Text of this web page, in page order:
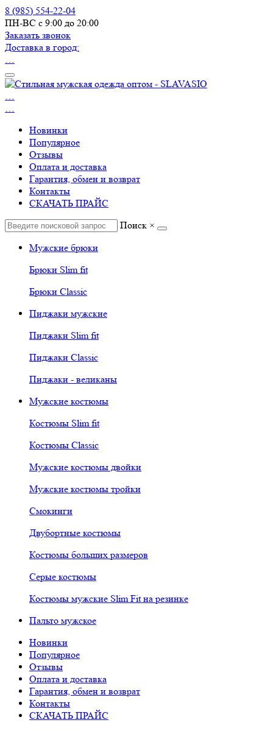
8 (985) 554-22-04
ПН-ВС с 9:00 до 20:00
Заказать звонок
Доставка в город:
…
…
…
Новинки
Популярное
Отзывы
Оплата и доставка
Гарантия, обмен и возврат
Контакты
СКАЧАТЬ ПРАЙС
Поиск ×
Мужские брюки
Брюки Slim fit
Брюки Classic
Пиджаки мужские
Пиджаки Slim fit
Пиджаки Classic
Пиджаки - великаны
Мужские костюмы
Костюмы Slim fit
Костюмы Classic
Мужские костюмы двойки
Мужские костюмы тройки
Смокинги
Двубортные костюмы
Костюмы больших размеров
Серые костюмы
Костюмы мужские Slim Fit на резинке
Пальто мужское
Новинки
Популярное
Отзывы
Оплата и доставка
Гарантия, обмен и возврат
Контакты
СКАЧАТЬ ПРАЙС